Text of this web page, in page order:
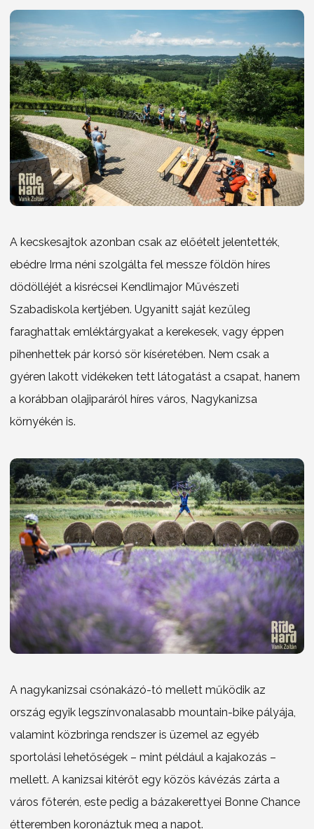
A kecskesajtok azonban csak az előételt jelentették,
ebédre Irma néni szolgálta fel messze földön híres
dödölléjét a kisrécsei Kendlimajor Művészeti
Szabadiskola kertjében. Ugyanitt saját kezűleg
faraghattak emléktárgyakat a kerekesek, vagy éppen
pihenhettek pár korsó sör kíséretében. Nem csak a
gyéren lakott vidékeken tett látogatást a csapat, hanem
a korábban olajiparáról híres város, Nagykanizsa
környékén is.
A nagykanizsai csónakázó-tó mellett működik az
ország egyik legszínvonalasabb mountain-bike pályája,
valamint közbringa rendszer is üzemel az egyéb
sportolási lehetőségek – mint például a kajakozás –
mellett. A kanizsai kitérőt egy közös kávézás zárta a
város főterén, este pedig a bázakerettyei Bonne Chance
étteremben koronáztuk meg a napot.